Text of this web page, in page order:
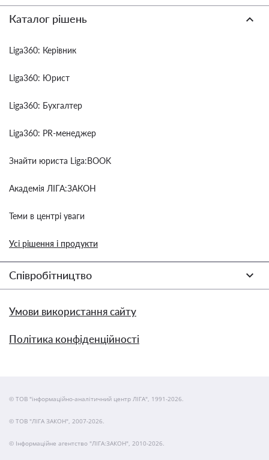
Каталог рішень
Liga360: Керівник
Liga360: Юрист
Liga360: Бухгалтер
Liga360: PR-менеджер
Знайти юриста Liga:BOOK
Академія ЛІГА:ЗАКОН
Теми в центрі уваги
Усі рішення і продукти
Співробітництво
Умови використання сайту
Політика конфіденційності
© ТОВ "інформаційно-аналітичний центр ЛІГА", 1991-2026.
© ТОВ "ЛІГА ЗАКОН", 2007-2026.
© Інформаційне агентство "ЛІГА:ЗАКОН", 2010-2026.